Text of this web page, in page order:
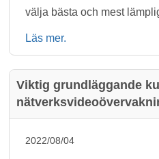
välja bästa och mest
Läs mer.
Viktig grundläggande
2022/08/04